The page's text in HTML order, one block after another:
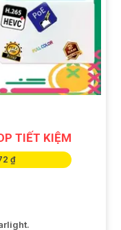
TIẾT KIỆM
₫